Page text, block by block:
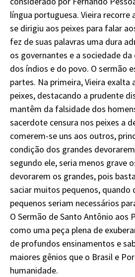
língua portuguesa. Vieira recorre
se dirigiu aos peixes para falar
fez de suas palavras uma dura
os governantes e a sociedade
dos índios e do povo. O sermão
partes. Na primeira, Vieira exalta
peixes, destacando a prudente
mantêm da falsidade dos
sacerdote censura nos peixes a
comerem-se uns aos outros,
condição dos grandes
segundo ele, seria menos grave
devorarem os grandes, pois
saciar muitos pequenos,
pequenos seriam necessários
O Sermão de Santo Antônio aos
como uma peça plena de
de profundos ensinamentos e
maiores gênios que o Brasil e
humanidade.